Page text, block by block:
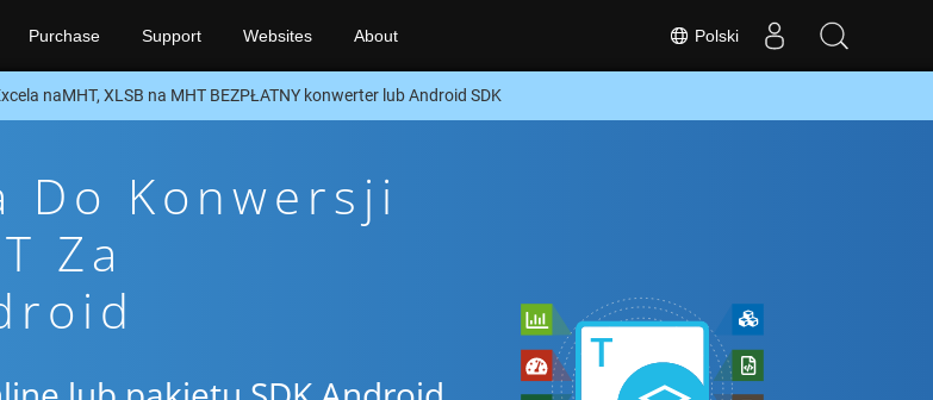
Polski
Purchase Support Websites About
naMHT, XLSB na MHT BEZPŁATNY konwerter lub Android SDK
Do Konwersji
Za